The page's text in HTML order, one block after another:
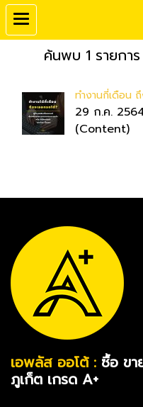
ค้นพบ 1 รายกา
ทำงานกี่เดือน
29 ก.ค.
(Content)
เอพลัส ออโต้ : ซื้อ ข
ภูเก็ต เกรด A+